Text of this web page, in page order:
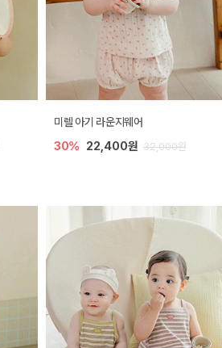
미렐 아기 라운지웨어
30% 22,400원 32,000원